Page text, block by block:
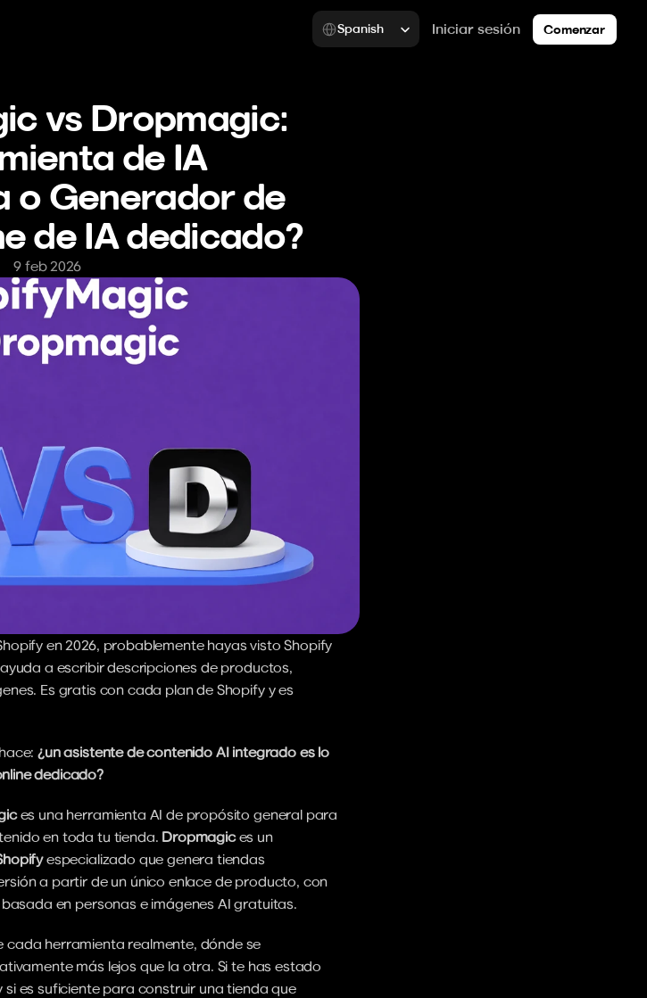
Select Language
Spanish Iniciar sesión Comenzar
vs Dropmagic:
de IA
o Generador de
de IA dedicado?
9 feb 2026
en 2026, probablemente hayas visto Shopify
a escribir descripciones de productos,
Es gratis con cada plan de Shopify y es
¿un asistente de contenido AI integrado es lo
dedicado?
es una herramienta AI de propósito general para
en toda tu tienda. Dropmagic
es un
especializado que genera tiendas
a partir de un único enlace de producto, con
en personas e imágenes AI gratuitas.
herramienta realmente, dónde se
más lejos que la otra. Si te has estado
si es suficiente para construir una tienda que